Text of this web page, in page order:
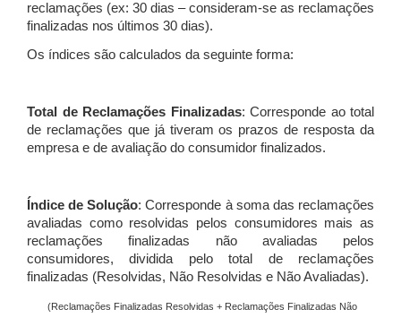
reclamações (ex: 30 dias – consideram-se as reclamações
finalizadas nos últimos 30 dias).
Os índices são calculados da seguinte forma:
Total de Reclamações Finalizadas: Corresponde ao total
de reclamações que já tiveram os prazos de resposta da
empresa e de avaliação do consumidor finalizados.
Índice de Solução: Corresponde à soma das reclamações
avaliadas como resolvidas pelos consumidores mais as
reclamações finalizadas não avaliadas pelos
consumidores, dividida pelo total de reclamações
finalizadas (Resolvidas, Não Resolvidas e Não Avaliadas).
(Reclamações Finalizadas Resolvidas + Reclamações Finalizadas Não